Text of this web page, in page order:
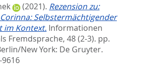
(2021). Rezension zu:
Selbstermächtigender
im Kontext. Informationen
Fremdsprache, 48 (2-3). pp.
New York: De Gruyter.
9616